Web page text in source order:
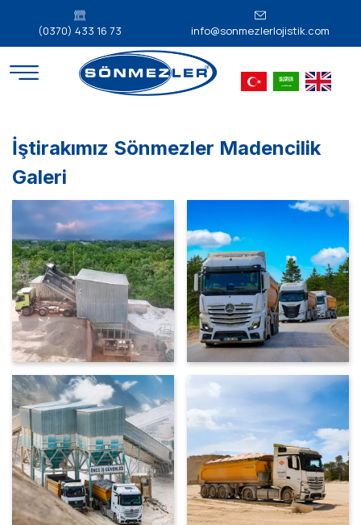
İştirakımız Sönmezler Madencilik
Galeri
(0370) 433 16 73 info@sonmezlerlojistik.com